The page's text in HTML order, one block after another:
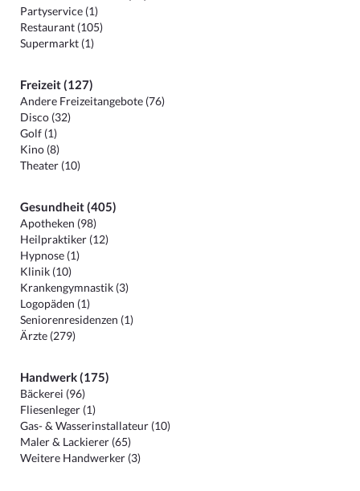
Partyservice (1)
Restaurant (105)
Supermarkt (1)
Freizeit (127)
Andere Freizeitangebote (76)
Disco (32)
Golf (1)
Kino (8)
Theater (10)
Gesundheit (405)
Apotheken (98)
Heilpraktiker (12)
Hypnose (1)
Klinik (10)
Krankengymnastik (3)
Logopäden (1)
Seniorenresidenzen (1)
Ärzte (279)
Handwerk (175)
Bäckerei (96)
Fliesenleger (1)
Gas- & Wasserinstallateur (10)
Maler & Lackierer (65)
Weitere Handwerker (3)